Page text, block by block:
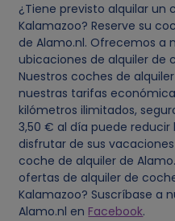
¿Tiene previsto alquilar un
Kalamazoo? Reserve su
de Alamo.nl. Ofrecemos a
ubicaciones de alquiler de
Nuestros coches de
nuestras tarifas
kilómetros ilimitados,
3,50 € al día puede reducir
disfrutar de sus
coche de alquiler de
ofertas de alquiler de
Kalamazoo? Suscríbase a
Alamo.nl en Facebook.